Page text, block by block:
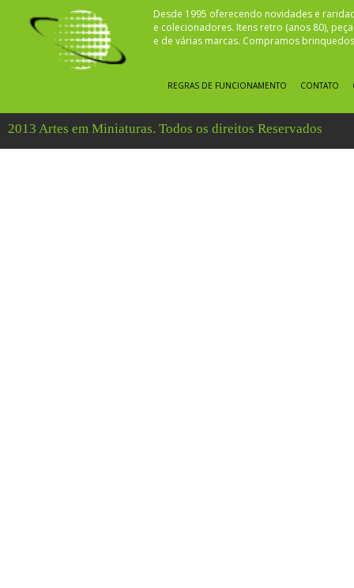
Desde 1995 oferecendo novidades e
e colecionadores. Itens retro (anos 80),
e de várias marcas. Compramos
REGRAS DE FUNCIONAMENTO CONTATO
2013 Artes em Miniaturas. Todos os direitos Reservados